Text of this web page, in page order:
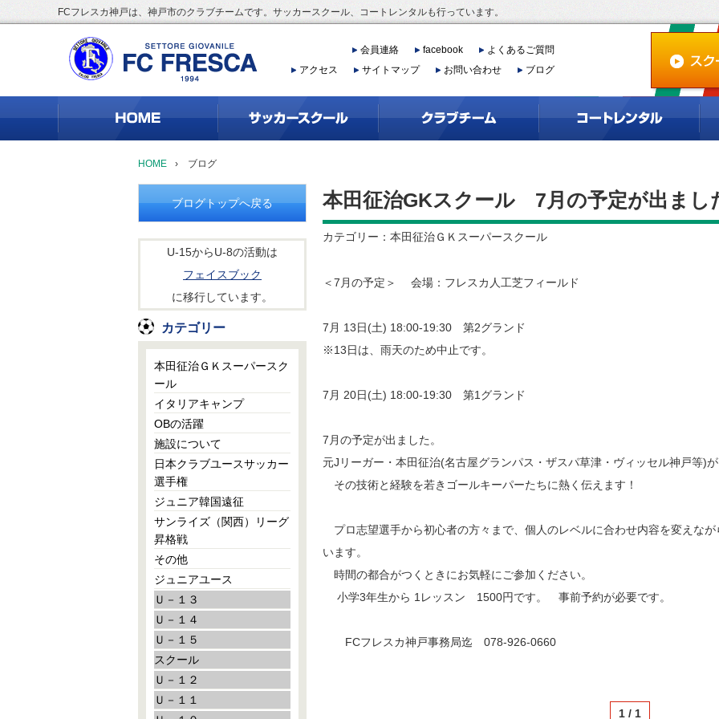
FCフレスカ神戸は、神戸市のクラブチームです。サッカースクール、コートレンタルも行っています。
会員連絡 facebook
よくあるご質問
アクセス
サイトマップ お問い合わせ ブログ
HOME › ブログ
本田征治GKスクール 7月の予定が出まし
カテゴリー：本田征治ＧＫスーパースクール
＜7月の予定＞ 会場：フレスカ人工芝フィールド
7月 13日(土) 18:00-19:30 第2グランド
※13日は、雨天のため中止です。
7月 20日(土) 18:00-19:30 第1グランド
7月の予定が出ました。
元Jリーガー・本田征治(名古屋グランパス・ザスパ草津・ヴィッセル神戸等)が
その技術と経験を若きゴールキーパーたちに熱く伝えます！
プロ志望選手から初心者の方々まで、個人のレベルに合わせ内容を変えなが
います。
時間の都合がつくときにお気軽にご参加ください。
小学3年生から 1レッスン 1500円です。 事前予約が必要です。
FCフレスカ神戸事務局迄 078-926-0660
1 / 1
ブログトップへ戻る
U-15からU-8の活動は
フェイスブック
に移行しています。
カテゴリー
本田征治ＧＫスーパースク
ール
イタリアキャンプ
OBの活躍
施設について
日本クラブユースサッカー
選手権
ジュニア韓国遠征
サンライズ（関西）リーグ
昇格戦
その他
ジュニアユース
Ｕ－１３
Ｕ－１４
Ｕ－１５
スクール
Ｕ－１２
Ｕ－１１